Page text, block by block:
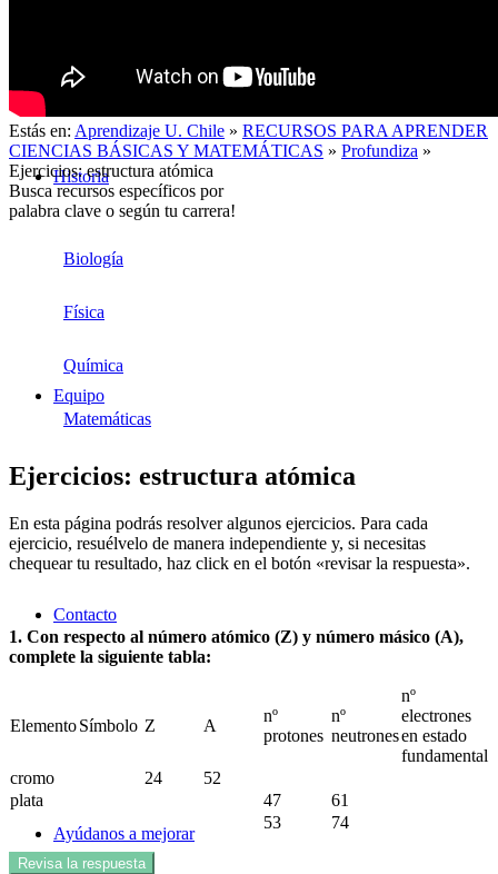
Historia
Equipo
Contacto
Ayúdanos a mejorar
Estás en: Aprendizaje U. Chile » RECURSOS PARA APRENDER
CIENCIAS BÁSICAS Y MATEMÁTICAS » Profundiza »
Ejercicios: estructura atómica
Busca recursos específicos por
palabra clave o según tu carrera!
Biología
Física
Química
Matemáticas
Ejercicios: estructura atómica
En esta página podrás resolver algunos ejercicios. Para cada
ejercicio, resuélvelo de manera independiente y, si necesitas
chequear tu resultado, haz click en el botón «revisar la respuesta».
1. Con respecto al número atómico (Z) y número másico (A),
complete la siguiente tabla:
ElementoSímbolo Z A
nº
protones
nº
neutrones
nº
electrones
en estado
fundamental
cromo
24
52
plata
47
61
53
74
Revisa la respuesta